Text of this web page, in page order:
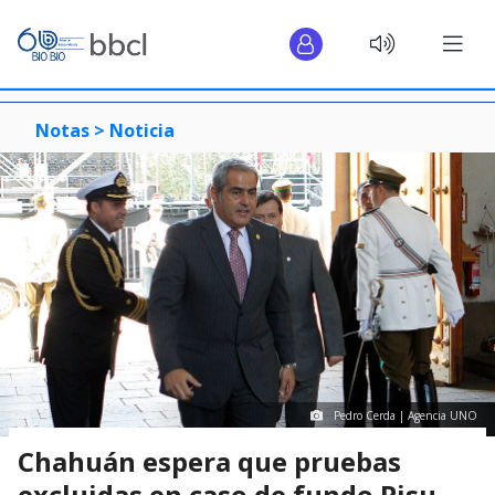
Notas > Noticia
Pedro Cerda | Agencia UNO
Chahuán espera que pruebas